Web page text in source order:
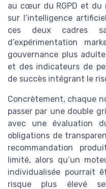
au cœur du RGPD et du
sur l’intelligence
ces deux cadres
d’expérimentation
gouvernance plus
et des indicateurs de
de succès intégrant le
Concrètement, chaque
passer par une double
avec une évaluation
obligations de
recommandation
limité, alors qu’un
individualisée pourrait
risque plus élevé